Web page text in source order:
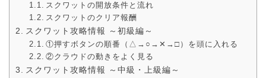
スクワットの開放条件と流れ
スクワットのクリア報酬
スクワット攻略情報 ～初級編～
①押すボタンの順番（△→○→✕→□）を頭に入れる
②クラウドの動きをよく見る
スクワット攻略情報 ～中級・上級編～